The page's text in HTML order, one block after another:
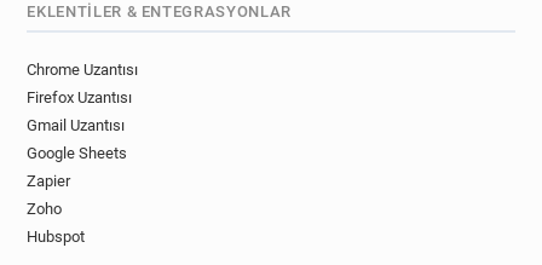
EKLENTILER & ENTEGRASYONLAR
Chrome Uzantısı
Firefox Uzantısı
Gmail Uzantısı
Google Sheets
Zapier
Zoho
Hubspot